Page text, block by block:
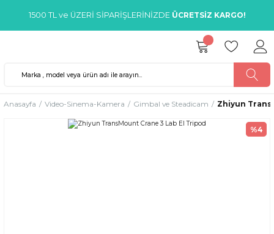
1500 TL ve ÜZERİ SİPARİŞLERİNİZDE ÜCRETSİZ KARGO!
Anasayfa Video-Sinema-Kamera Gimbal ve Steadicam Zhiyun
%4